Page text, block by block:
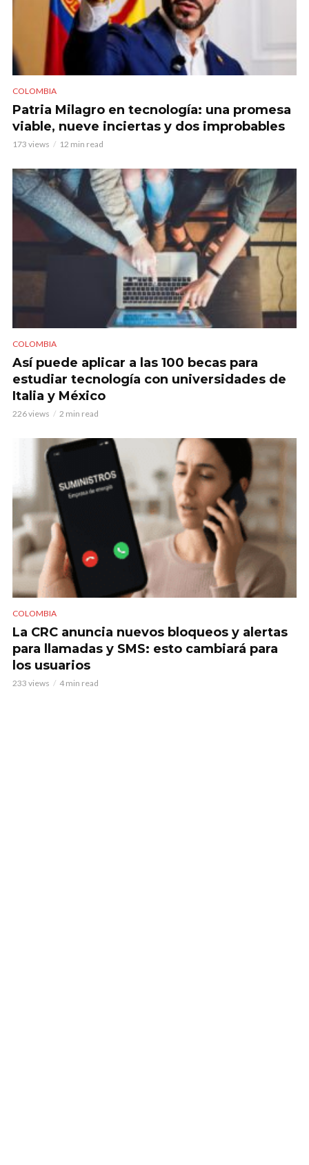
COLOMBIA
Patria Milagro en tecnología: una promesa
viable, nueve inciertas y dos improbables
173 views 12 min read
COLOMBIA
Así puede aplicar a las 100 becas para
estudiar tecnología con universidades de
Italia y México
226 views 2 min read
COLOMBIA
La CRC anuncia nuevos bloqueos y alertas
para llamadas y SMS: esto cambiará para
los usuarios
233 views 4 min read